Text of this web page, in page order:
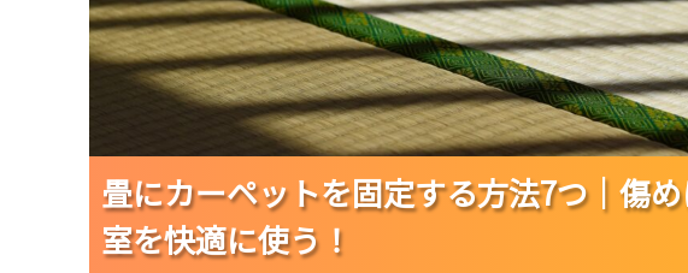
畳にカーペットを固定する方法7つ｜傷
室を快適に使う！
畳にカーペットを固定する方法7つ｜傷
室を快適に使う！
畳にカーペットを固定する方法7つ｜傷
室を快適に使う！